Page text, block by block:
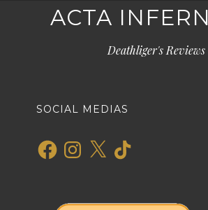
ACTA
Deathliger's Reviews
SOCIAL MEDIAS
FacebookInstagram
X TikTok